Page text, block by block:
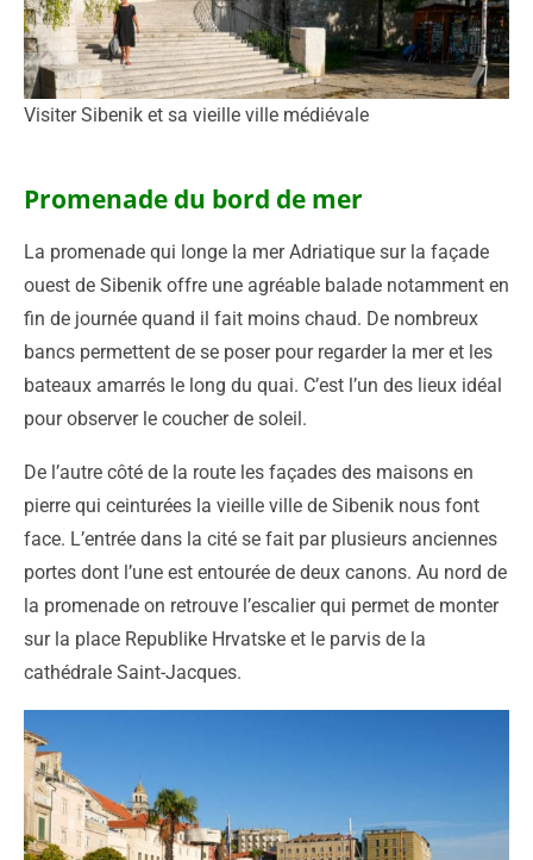
Visiter Sibenik et sa vieille ville médiévale
Promenade du bord de mer
La promenade qui longe la mer Adriatique sur la façade
ouest de Sibenik offre une agréable balade notamment en
fin de journée quand il fait moins chaud. De nombreux
bancs permettent de se poser pour regarder la mer et les
bateaux amarrés le long du quai. C’est l’un des lieux idéal
pour observer le coucher de soleil.
De l’autre côté de la route les façades des maisons en
pierre qui ceinturées la vieille ville de Sibenik nous font
face. L’entrée dans la cité se fait par plusieurs anciennes
portes dont l’une est entourée de deux canons. Au nord de
la promenade on retrouve l’escalier qui permet de monter
sur la place Republike Hrvatske et le parvis de la
cathédrale Saint-Jacques.